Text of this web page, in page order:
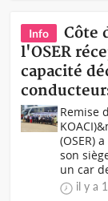
Info
Côte
l'OSER
capacité
Remise
(OSER)
son
un car
il y a